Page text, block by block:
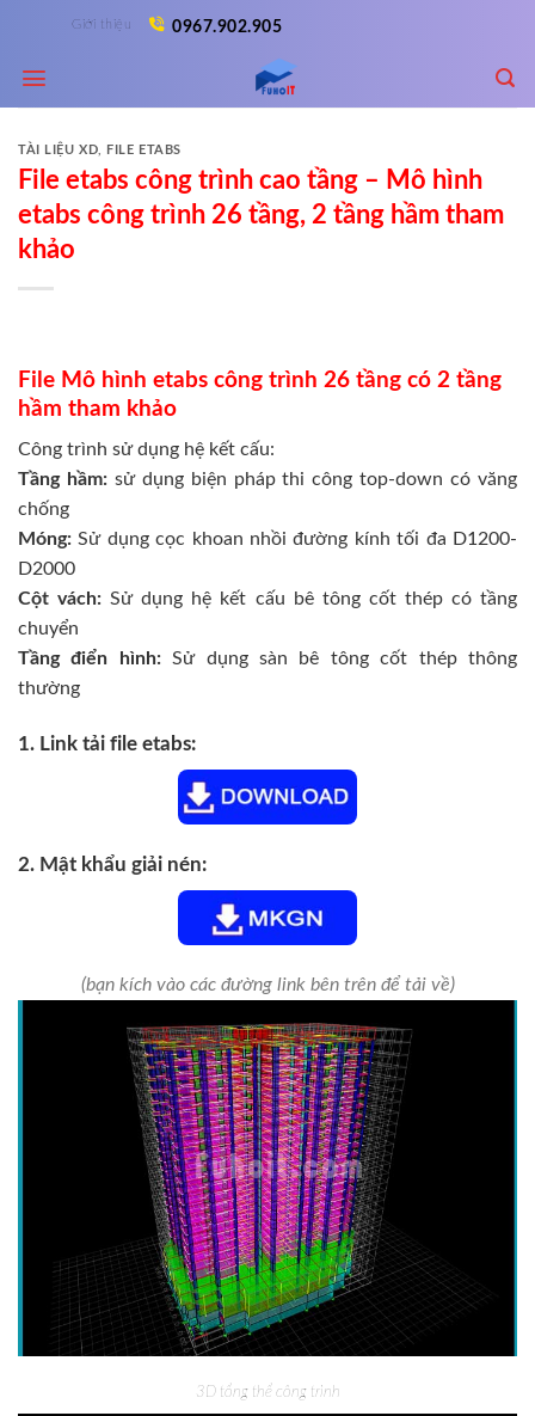
content
Giới thiệu 0967.902.905
TÀI LIỆU XD FILE ETABS
File etabs công trình cao tầng – Mô hình
etabs công trình 26 tầng, 2 tầng hầm tham
khảo
File Mô hình etabs công trình 26 tầng có 2 tầng
hầm tham khảo
Công trình sử dụng hệ kết cấu:
Tầng hầm:sử dụng biện pháp thi công top-down có văng
chống
Móng: Sử dụng cọc khoan nhồi đường kính tối đa D1200-
D2000
Cột vách:Sử dụng hệ kết cấu bê tông cốt thép có tầng
chuyển
Tầng điển hình:Sử dụng sàn bê tông cốt thép thông
thường
1. Link tải file etabs:
2. Mật khẩu giải nén:
(bạn kích vào các đường link bên trên để tải về)
3D tổng thể công trình